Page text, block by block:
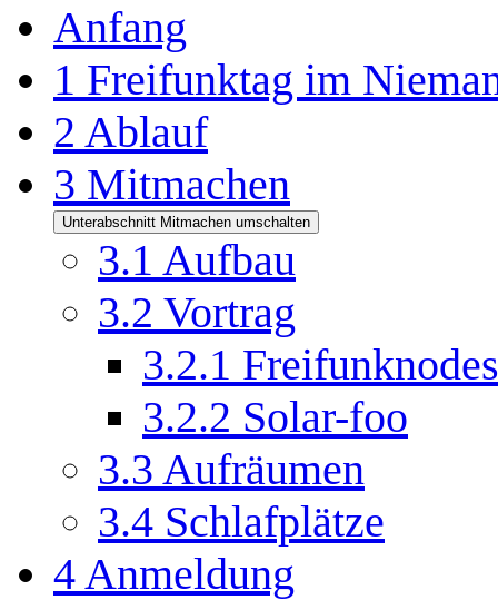
Anfang
1 Freifunktag im
2 Ablauf
3 Mitmachen
Unterabschnitt Mitmachen umschalten
3.1 Aufbau
3.2 Vortrag
3.2.1
3.2.2 Solar-foo
3.3 Aufräumen
3.4 Schlafplätze
4 Anmeldung